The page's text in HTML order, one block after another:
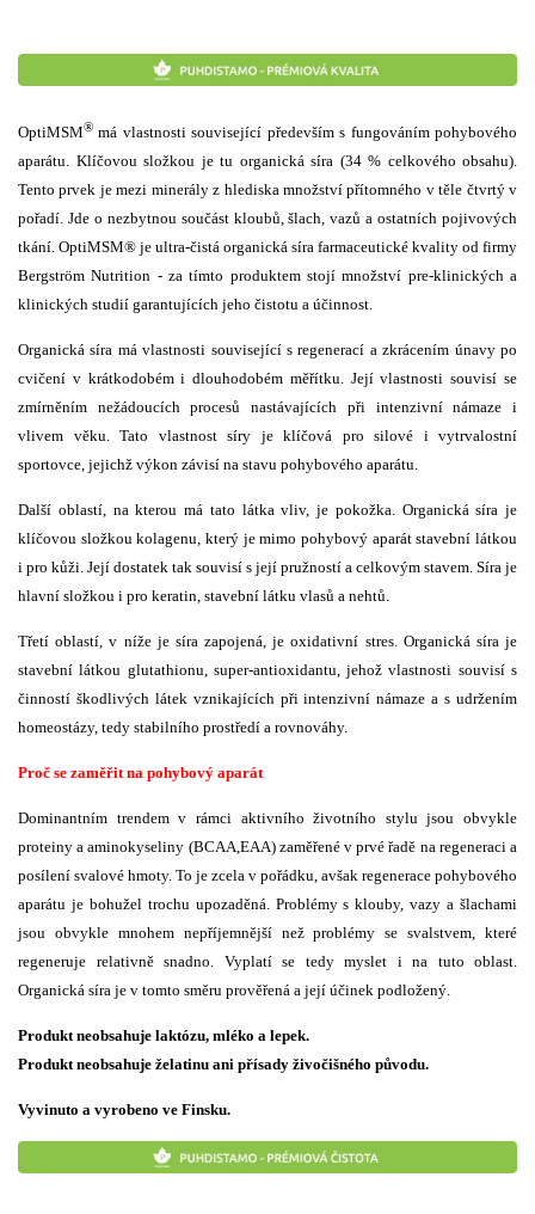
OptiMSM® má vlastnosti související především s fungováním pohybového
aparátu. Klíčovou složkou je tu organická síra (34 % celkového obsahu).
Tento prvek je mezi minerály z hlediska množství přítomného v těle čtvrtý v
pořadí. Jde o nezbytnou součást kloubů, šlach, vazů a ostatních pojivových
tkání. OptiMSM® je ultra-čistá organická síra farmaceutické kvality od firmy
Bergström Nutrition - za tímto produktem stojí množství pre-klinických a
klinických studií garantujících jeho čistotu a účinnost.
Organická síra má vlastnosti související s regenerací a zkrácením únavy po
cvičení v krátkodobém i dlouhodobém měřítku. Její vlastnosti souvisí se
zmírněním nežádoucích procesů nastávajících při intenzivní námaze i
vlivem věku. Tato vlastnost síry je klíčová pro silové i vytrvalostní
sportovce, jejichž výkon závisí na stavu pohybového aparátu.
Další oblastí, na kterou má tato látka vliv, je pokožka. Organická síra je
klíčovou složkou kolagenu, který je mimo pohybový aparát stavební látkou
i pro kůži. Její dostatek tak souvisí s její pružností a celkovým stavem. Síra je
hlavní složkou i pro keratin, stavební látku vlasů a nehtů.
Třetí oblastí, v níže je síra zapojená, je oxidativní stres. Organická síra je
stavební látkou glutathionu, super-antioxidantu, jehož vlastnosti souvisí s
činností škodlivých látek vznikajících při intenzivní námaze a s udržením
homeostázy, tedy stabilního prostředí a rovnováhy.
Proč se zaměřit na pohybový aparát
Dominantním trendem v rámci aktivního životního stylu jsou obvykle
proteiny a aminokyseliny (BCAA,EAA) zaměřené v prvé řadě na regeneraci a
posílení svalové hmoty. To je zcela v pořádku, avšak regenerace pohybového
aparátu je bohužel trochu upozaděná. Problémy s klouby, vazy a šlachami
jsou obvykle mnohem nepříjemnější než problémy se svalstvem, které
regeneruje relativně snadno. Vyplatí se tedy myslet i na tuto oblast.
Organická síra je v tomto směru prověřená a její účinek podložený.
Produkt neobsahuje laktózu, mléko a lepek.
Produkt neobsahuje želatinu ani přísady živočišného původu.
Vyvinuto a vyrobeno ve Finsku.